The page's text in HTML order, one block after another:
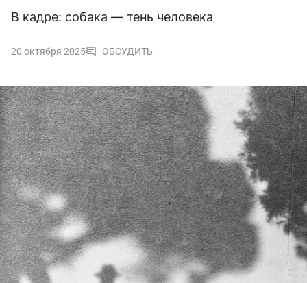
В кадре: собака — тень человека
20 октября 2025 ОБСУДИТЬ